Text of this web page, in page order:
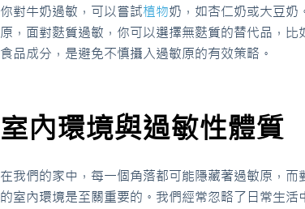
你對牛奶過敏，可以嘗試植物奶，如杏仁奶或大豆奶
原，面對麩質過敏，你可以選擇無麩質的替代品，
食品成分，是避免不慎攝入過敏原的有效策略。
室內環境與過敏性體質
在我們的家中，每一個角落都可能隱藏著過敏原，
的室內環境是至關重要的。我們經常忽略了日常生